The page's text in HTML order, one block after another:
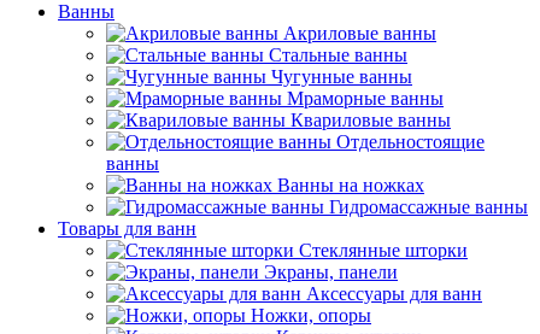
Ванны
Акриловые ванны
Стальные ванны
Чугунные ванны
Мраморные ванны
Квариловые ванны
Отдельностоящие
ванны
Ванны на ножках
Гидромассажные ванны
Товары для ванн
Стеклянные шторки
Экраны, панели
Аксессуары для ванн
Ножки, опоры